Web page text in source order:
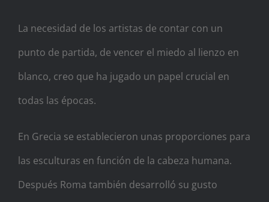
La necesidad de los artistas de contar con un
punto de partida, de vencer el miedo al lienzo en
blanco, creo que ha jugado un papel crucial en
todas las épocas.
En Grecia se establecieron unas proporciones para
las esculturas en función de la cabeza humana.
Después Roma también desarrolló su gusto